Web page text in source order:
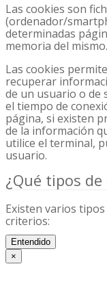
Las cookies son
(ordenador/
determinadas
memoria del mismo.
Las cookies
recuperar
de un usuario o de
el tiempo de
página, si existen
de la información
utilice el terminal,
usuario.
¿Qué tipos
Existen varios
criterios:
En función de la
Entendido
×